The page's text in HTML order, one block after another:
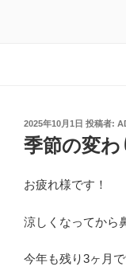
投
稿
日:
2025年10月1日 投稿者:
季節の変わ
お疲れ様です！
涼しくなってから
今年も残り3ヶ月